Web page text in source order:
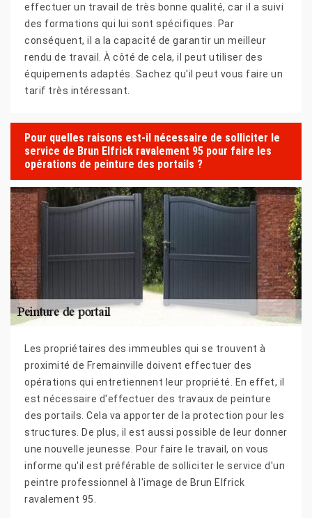
effectuer un travail de très bonne qualité, car il a suivi
des formations qui lui sont spécifiques. Par
conséquent, il a la capacité de garantir un meilleur
rendu de travail. À côté de cela, il peut utiliser des
équipements adaptés. Sachez qu'il peut vous faire un
tarif très intéressant.
Pour quelles raisons est-il nécessaire de solliciter le
service de Brun Elfrick ravalement 95 pour faire les
opérations de peinture des portails ?
Les propriétaires des immeubles qui se trouvent à
proximité de Fremainville doivent effectuer des
opérations qui entretiennent leur propriété. En effet, il
est nécessaire d'effectuer des travaux de peinture
des portails. Cela va apporter de la protection pour les
structures. De plus, il est aussi possible de leur donner
une nouvelle jeunesse. Pour faire le travail, on vous
informe qu'il est préférable de solliciter le service d'un
peintre professionnel à l'image de Brun Elfrick
ravalement 95.